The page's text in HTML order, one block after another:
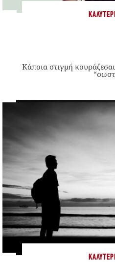
Κάποια στιγμή